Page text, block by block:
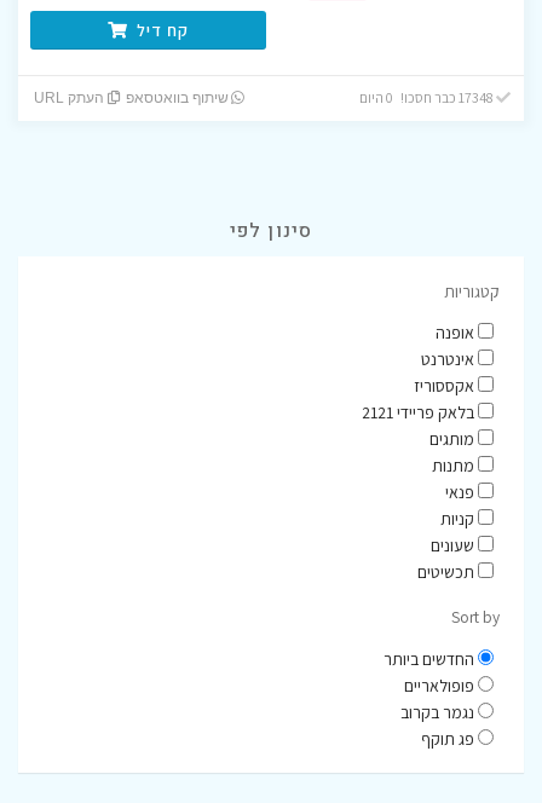
קח דיל
17348 כבר חסכו! 0 היום שיתוף בוואטסאפ העתק URL
סינון לפי
קטגוריות
אופנה
אינטרנט
אקססוריז
בלאק פריידי 2121
מותגים
מתנות
פנאי
קניות
שעונים
תכשיטים
Sort by
החדשים ביותר
פופולאריים
נגמר בקרוב
פג תוקף